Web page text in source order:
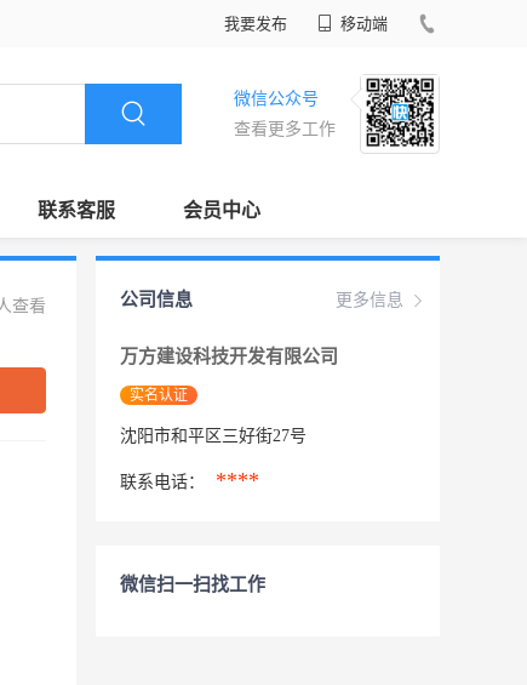
我要发布 移动端
微信公众号
查看更多工作
联系客服 会员中心
查看 更多信息
公司信息
万方建设科技开发有限公司
实名认证
沈阳市和平区三好街27号
联系电话： ****
微信扫一扫找工作